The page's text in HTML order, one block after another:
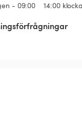
- 09:00 14:00